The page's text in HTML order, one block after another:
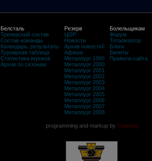
Белсталь
Тренерский состав
Состав команды
Календарь, результаты
Турнирная таблица
Статистика игроков
Архив по сезонам
Резерв
ЦОР
Новости
Архив новостей
Афиша
Металлург 1999
Металлург 2000
Металлург 2001
Металлург 2002
Металлург 2003
Металлург 2004
Металлург 2005
Металлург 2006
Металлург 2007
Металлург 2008
Болельщикам
Форум
Тотализатор
Блоги
Билеты
Правила сайта
programming and markup by ©rasheg